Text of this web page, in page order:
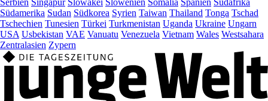
Serbien Singapur Slowakei Slowenien Somalia Spanien Südafrika
Südamerika Sudan Südkorea Syrien Taiwan Thailand Tonga Tschad
Tschechien Tunesien Türkei Turkmenistan Uganda Ukraine Ungarn
USA Usbekistan VAE Vanuatu Venezuela Vietnam Wales Westsahara
Zentralasien Zypern